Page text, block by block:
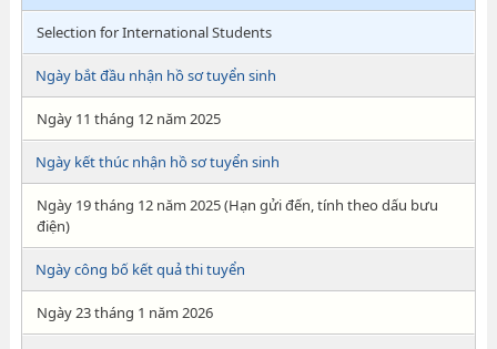
Selection for International Students
Ngày bắt đầu nhận hồ sơ tuyển sinh
Ngày 11 tháng 12 năm 2025
Ngày kết thúc nhận hồ sơ tuyển sinh
Ngày 19 tháng 12 năm 2025 (Hạn gửi đến, tính theo dấu bưu
điện)
Ngày công bố kết quả thi tuyển
Ngày 23 tháng 1 năm 2026